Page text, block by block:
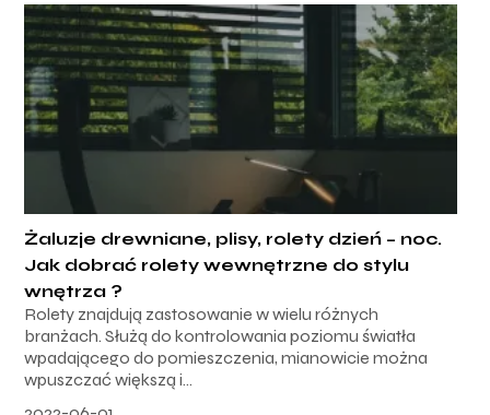
Żaluzje drewniane, plisy, rolety dzień – noc.
Jak dobrać rolety wewnętrzne do stylu
wnętrza ?
Rolety znajdują zastosowanie w wielu różnych
branżach. Służą do kontrolowania poziomu światła
wpadającego do pomieszczenia, mianowicie można
wpuszczać większą i...